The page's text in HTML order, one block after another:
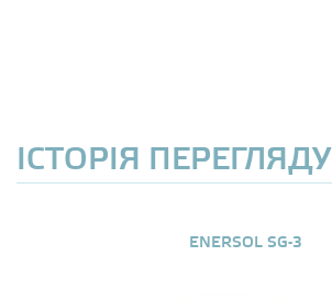
ІСТОРІЯ ПЕРЕГЛЯДУ
ENERSOL SG-3